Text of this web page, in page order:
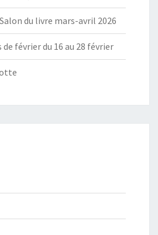
du livre mars-avril 2026
de février du 16 au 28 février